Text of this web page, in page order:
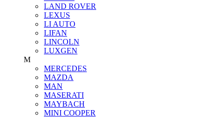
LAND ROVER
LEXUS
LI AUTO
LIFAN
LINCOLN
LUXGEN
M
MERCEDES
MAZDA
MAN
MASERATI
MAYBACH
MINI COOPER